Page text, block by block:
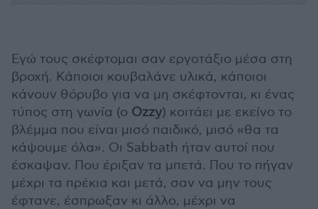
Εγώ τους σκέφτομαι σαν εργοτάξιο μέσα στη
βροχή. Κάποιοι κουβαλάνε υλικά, κάποιοι
κάνουν θόρυβο για να μη σκέφτονται, κι ένας
τύπος στη γωνία (ο Ozzy) κοιτάει με εκείνο το
βλέμμα που είναι μισό παιδικό, μισό «θα τα
κάψουμε όλα». Οι Sabbath ήταν αυτοί που
έσκαψαν. Που έριξαν τα μπετά. Που το πήγαν
μέχρι τα πρέκια και μετά, σαν να μην τους
έφτανε, έσπρωξαν κι άλλο, μέχρι να